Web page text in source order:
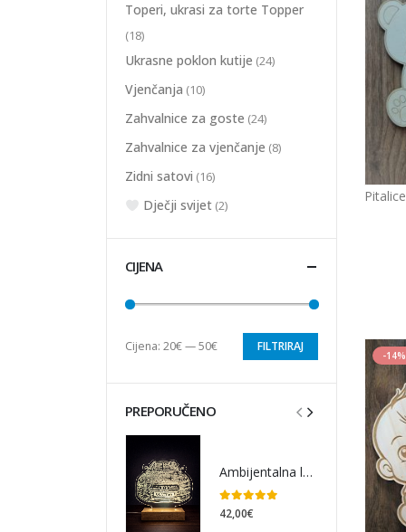
-14%
Toperi, ukrasi za torte Topper
(18)
Ukrasne poklon kutije (24)
Vjenčanja (10)
Zahvalnice za goste (24)
Zahvalnice za vjenčanje (8)
Zidni satovi (16)
Dječji svijet (2)
CIJENA
FILTRIRAJ
Cijena: 20€—50€
PREPORUČENO
Ambijentalna lampa auto
0out of 5
42,00€